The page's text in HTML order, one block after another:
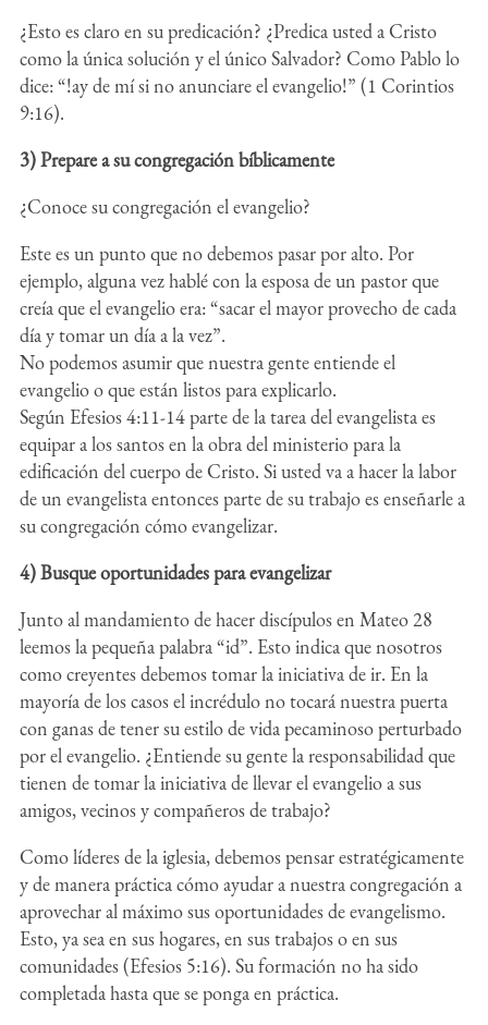
¿Esto es claro en su predicación? ¿Predica usted a Cristo
como la única solución y el único Salvador? Como Pablo lo
dice: “!ay de mí si no anunciare el evangelio!” (1 Corintios
9:16).
3) Prepare a su congregación bíblicamente
¿Conoce su congregación el evangelio?
Este es un punto que no debemos pasar por alto. Por
ejemplo, alguna vez hablé con la esposa de un pastor que
creía que el evangelio era: “sacar el mayor provecho de cada
día y tomar un día a la vez”.
No podemos asumir que nuestra gente entiende el
evangelio o que están listos para explicarlo.
Según Efesios 4:11-14 parte de la tarea del evangelista es
equipar a los santos en la obra del ministerio para la
edificación del cuerpo de Cristo. Si usted va a hacer la labor
de un evangelista entonces parte de su trabajo es enseñarle a
su congregación cómo evangelizar.
4) Busque oportunidades para evangelizar
Junto al mandamiento de hacer discípulos en Mateo 28
leemos la pequeña palabra “id”. Esto indica que nosotros
como creyentes debemos tomar la iniciativa de ir. En la
mayoría de los casos el incrédulo no tocará nuestra puerta
con ganas de tener su estilo de vida pecaminoso perturbado
por el evangelio. ¿Entiende su gente la responsabilidad que
tienen de tomar la iniciativa de llevar el evangelio a sus
amigos, vecinos y compañeros de trabajo?
Como líderes de la iglesia, debemos pensar estratégicamente
y de manera práctica cómo ayudar a nuestra congregación a
aprovechar al máximo sus oportunidades de evangelismo.
Esto, ya sea en sus hogares, en sus trabajos o en sus
comunidades (Efesios 5:16). Su formación no ha sido
completada hasta que se ponga en práctica.